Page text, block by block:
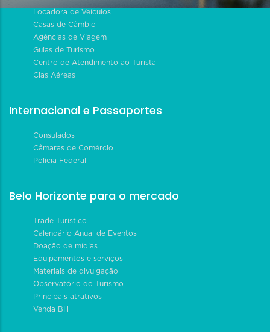
Locadora de Veículos
Casas de Câmbio
Agências de Viagem
Guias de Turismo
Centro de Atendimento ao Turista
Cias Aéreas
Internacional e Passaportes
Consulados
Câmaras de Comércio
Polícia Federal
Belo Horizonte para o mercado
Trade Turístico
Calendário Anual de Eventos
Doação de mídias
Equipamentos e serviços
Materiais de divulgação
Observatório do Turismo
Principais atrativos
Venda BH